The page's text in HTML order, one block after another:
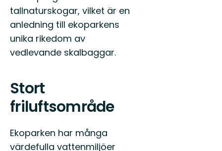
tallnaturskogar, vilket är en
anledning till ekoparkens
unika rikedom av
vedlevande skalbaggar.
Stort
friluftsområde
Ekoparken har många
värdefulla vattenmiljöer